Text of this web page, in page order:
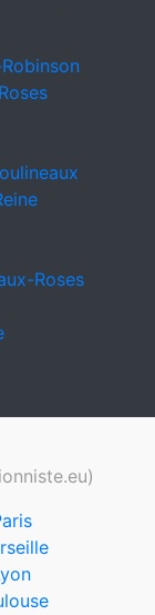
Roses